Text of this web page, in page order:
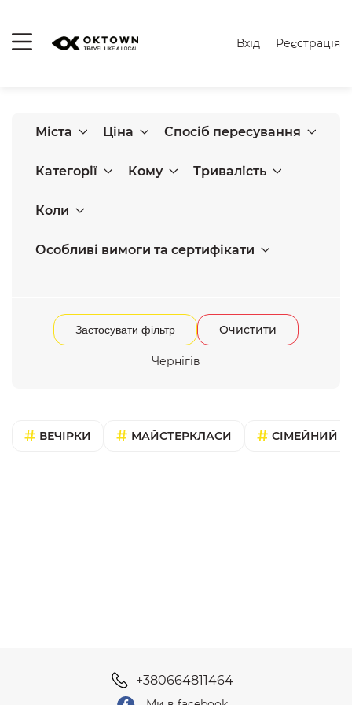
Вхід Реєстрація
Міста Ціна Спосіб пересування
Категорії Кому Тривалість
Коли
Особливі вимоги та сертифікати
Застосувати фільтр Очистити
Чернігів
ВЕЧІРКИ МАЙСТЕРКЛАСИ СІМЕЙНИЙ
+380664811464